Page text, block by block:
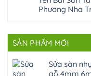
sơn
tây
thất
mê
linh
thanh
Yên
Xuân
Đạo
Đà
Nẵng
composite
Thanh
Nam
Phù
Thanh
Sửa
sàn
Sửa
mặt
bậc
cầu
nhựa
Phương Nha
luận
ở
Sàn
khóa
SẢN PHẨM MỚI
Sửa sàn
gỗ 4mm